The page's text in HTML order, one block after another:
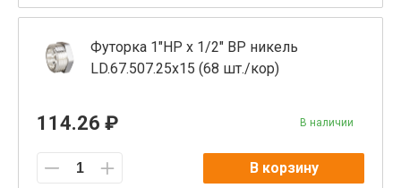
Футорка 1"НР х 1/2" ВР никель
LD.67.507.25х15 (68 шт./кор)
114.26 ₽ В наличии
В корзину